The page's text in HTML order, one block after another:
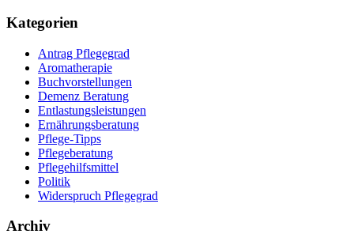
Kategorien
Antrag Pflegegrad
Aromatherapie
Buchvorstellungen
Demenz Beratung
Entlastungsleistungen
Ernährungsberatung
Pflege-Tipps
Pflegeberatung
Pflegehilfsmittel
Politik
Widerspruch Pflegegrad
Archiv